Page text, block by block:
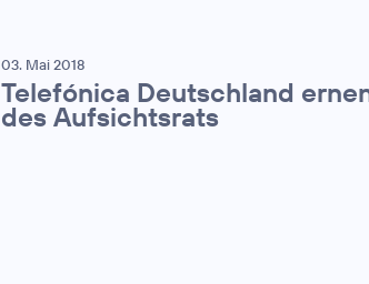
03. Mai 2018
Telefónica Deutschland
des Aufsichtsrats